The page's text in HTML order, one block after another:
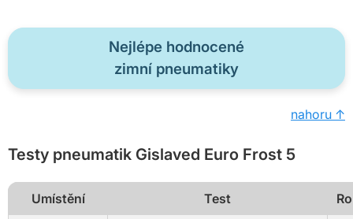
Nejlépe hodnocené
zimní pneumatiky
nahoru ↑
Testy pneumatik Gislaved Euro Frost 5
Umístění Test